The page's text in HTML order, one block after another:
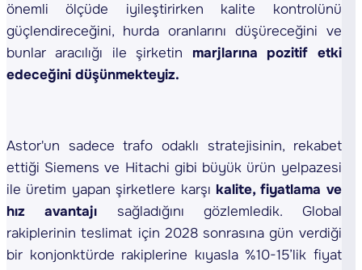
önemli ölçüde iyileştirirken kalite kontrolünü
güçlendireceğini, hurda oranlarını düşüreceğini ve
bunlar aracılığı ile şirketin marjlarına pozitif etki
edeceğini düşünmekteyiz.
Astor'un sadece trafo odaklı stratejisinin, rekabet
ettiği Siemens ve Hitachi gibi büyük ürün yelpazesi
ile üretim yapan şirketlere karşı kalite, fiyatlama ve
hız avantajı sağladığını gözlemledik. Global
rakiplerinin teslimat için 2028 sonrasına gün verdiği
bir konjonktürde rakiplerine kıyasla %10-15’lik fiyat